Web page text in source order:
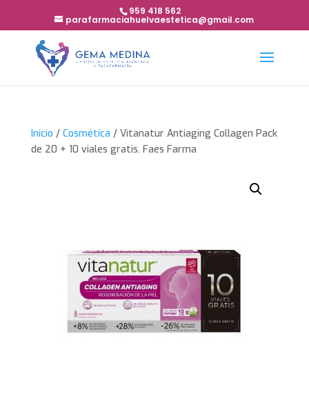
959 418 562
parafarmaciahuelvaestetica@gmail.com
Inicio / Cosmética / Vitanatur Antiaging Collagen Pack
de 20 + 10 viales gratis. Faes Farma